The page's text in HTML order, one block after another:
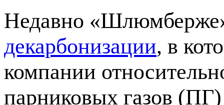
Недавно
декарбонизации, в
компании
парниковых газов